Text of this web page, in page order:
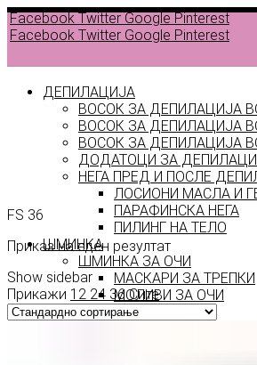
Facebook Twitter Google Pinterest
Facebook Twitter Google Pinterest
ДЕПИЛАЦИЈА
ВОСОК ЗА ДЕПИЛАЦИЈА
ВОСОК ЗА ДЕПИЛАЦИЈА
ВОСОК ЗА ДЕПИЛАЦИЈА
ДОДАТОЦИ ЗА
НЕГА ПРЕД И ПОСЛЕ
ЛОСИОНИ МАСЛА И
ПАРАФИНСКА НЕГА
ПИЛИНГ НА ТЕЛО
ШМИНКА
ШМИНКА ЗА ОЧИ
МАСКАРИ ЗА ТРЕПКИ
МОЛИВИ ЗА ОЧИ
СЕНКИ ЗА ОЧИ
FS 36
FS 36
Приказ на еден резултат
Show sidebar
Прикажи 12 24 36 Сите